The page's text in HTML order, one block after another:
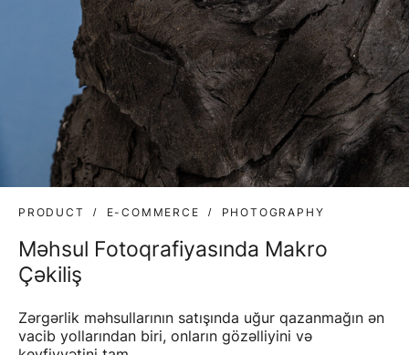
PRODUCT E-COMMERCE PHOTOGRAPHY
Məhsul Fotoqrafiyasında Makro
Çəkiliş
Zərgərlik məhsullarının satışında uğur qazanmağın ən
vacib yollarından biri, onların gözəlliyini və